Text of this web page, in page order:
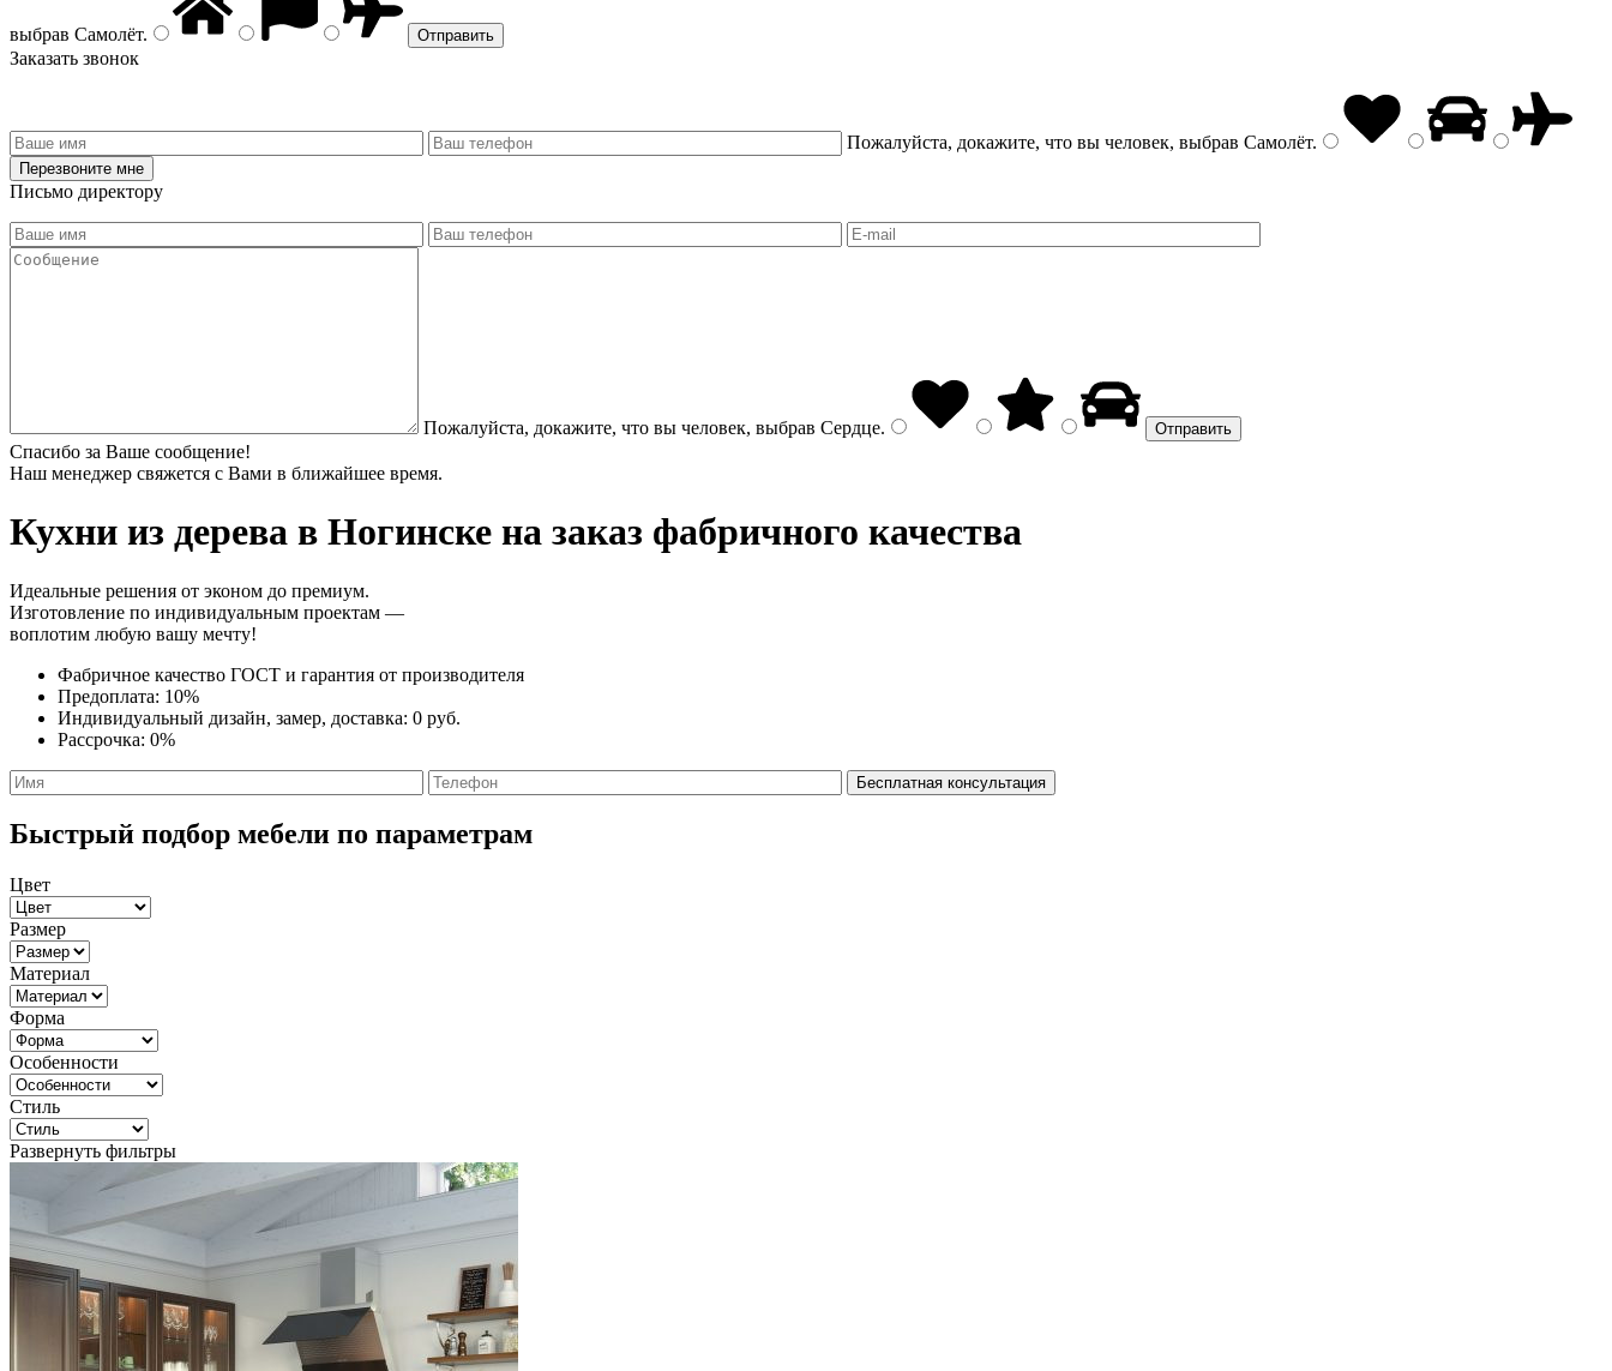
выбрав Самолёт.
Заказать звонок
Пожалуйста, докажите, что вы человек, выбрав Самолёт.
Письмо директору
Пожалуйста, докажите, что вы человек, выбрав Сердце.
Спасибо за Ваше сообщение!
Наш менеджер свяжется с Вами в ближайшее время.
Кухни из дерева в Ногинске на заказ фабричного качества
Идеальные решения от эконом до премиум.
Изготовление по индивидуальным проектам —
воплотим любую вашу мечту!
Фабричное качество ГОСТ и гарантия от производителя
Предоплата: 10%
Индивидуальный дизайн, замер, доставка: 0 руб.
Рассрочка: 0%
Быстрый подбор мебели по параметрам
Цвет
Размер
Материал
Форма
Особенности
Стиль
Развернуть фильтры